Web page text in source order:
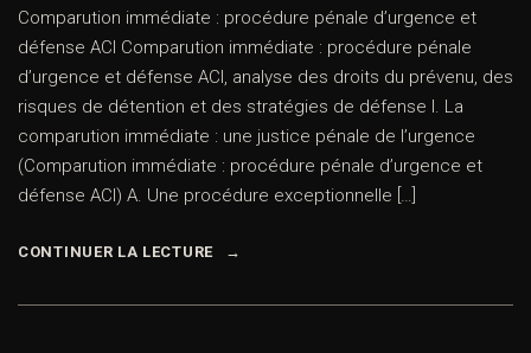
Comparution immédiate : procédure pénale d’urgence et
défense ACI Comparution immédiate : procédure pénale
d’urgence et défense ACI, analyse des droits du prévenu, des
risques de détention et des stratégies de défense I. La
comparution immédiate : une justice pénale de l’urgence
(Comparution immédiate : procédure pénale d’urgence et
défense ACI) A. Une procédure exceptionnelle […]
CONTINUER LA LECTURE